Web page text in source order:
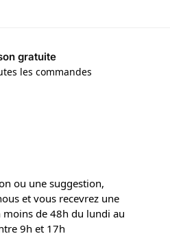
gratuite
les commandes
ou une suggestion,
et vous recevrez une
moins de 48h du lundi au
9h et 17h